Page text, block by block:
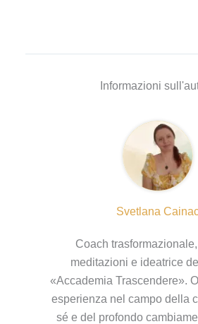
Informazioni
Svetlana
Coach
meditazioni e ideatrice
«Accademia Trascendere».
esperienza nel campo della
sé e del profondo